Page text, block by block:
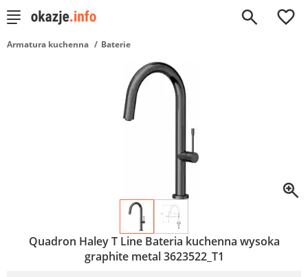
0
Armatura kuchenna Baterie
Quadron Haley T Line Bateria kuchenna wysoka
graphite metal 3623522_T1